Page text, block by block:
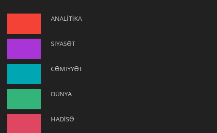
ANALİTİKA
SİYASƏT
CƏMİYYƏT
DÜNYA
HADİSƏ